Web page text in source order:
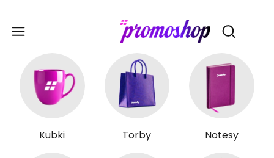
Otwórz
Kubki Torby Notesy